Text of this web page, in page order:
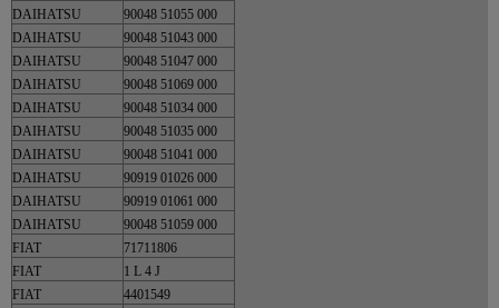
DAIHATSU
90048 51055 000
DAIHATSU
90048 51043 000
DAIHATSU
90048 51047 000
DAIHATSU
90048 51069 000
DAIHATSU
90048 51034 000
DAIHATSU
90048 51035 000
DAIHATSU
90048 51041 000
DAIHATSU
90919 01026 000
DAIHATSU
90919 01061 000
DAIHATSU
90048 51059 000
FIAT
71711806
FIAT
1 L 4 J
FIAT
4401549